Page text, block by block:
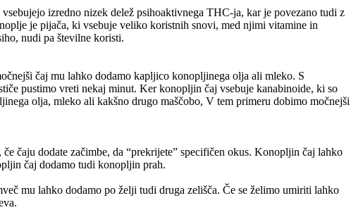
izredno nizek delež psihoaktivnega THC-ja, kar je povezano tudi z
je pijača, ki vsebuje veliko koristnih snovi, med njimi vitamine in
nudi pa številne koristi.
čaj mu lahko dodamo kapljico konopljinega olja ali mleko. S
pustimo vreti nekaj minut. Ker konopljin čaj vsebuje kanabinoide, ki so
olja, mleko ali kakšno drugo maščobo, V tem primeru dobimo močnejši
čaju dodate začimbe, da “prekrijete” specifičen okus. Konopljin čaj lahko
čaj dodamo tudi konopljin prah.
mu lahko dodamo po želji tudi druga zelišča. Če se želimo umiriti lahko